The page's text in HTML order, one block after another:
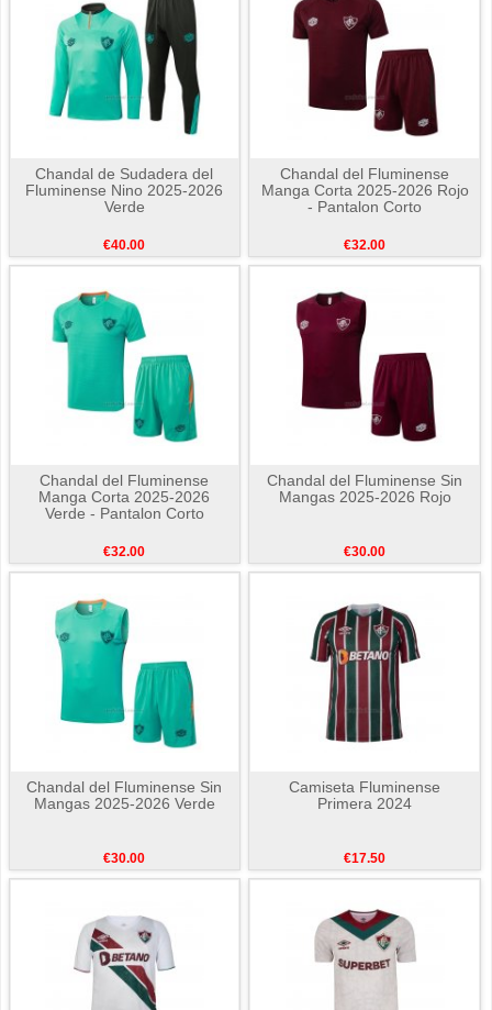
Chandal de Sudadera del
Fluminense Nino 2025-2026
Verde
€40.00
Chandal del Fluminense
Manga Corta 2025-2026 Rojo
- Pantalon Corto
€32.00
Chandal del Fluminense
Manga Corta 2025-2026
Verde - Pantalon Corto
€32.00
Chandal del Fluminense Sin
Mangas 2025-2026 Rojo
€30.00
Chandal del Fluminense Sin
Mangas 2025-2026 Verde
€30.00
Camiseta Fluminense
Primera 2024
€17.50